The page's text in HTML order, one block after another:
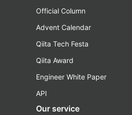
Official Column
Advent Calendar
Qiita Tech Festa
Qiita Award
Engineer White Paper
API
Our service